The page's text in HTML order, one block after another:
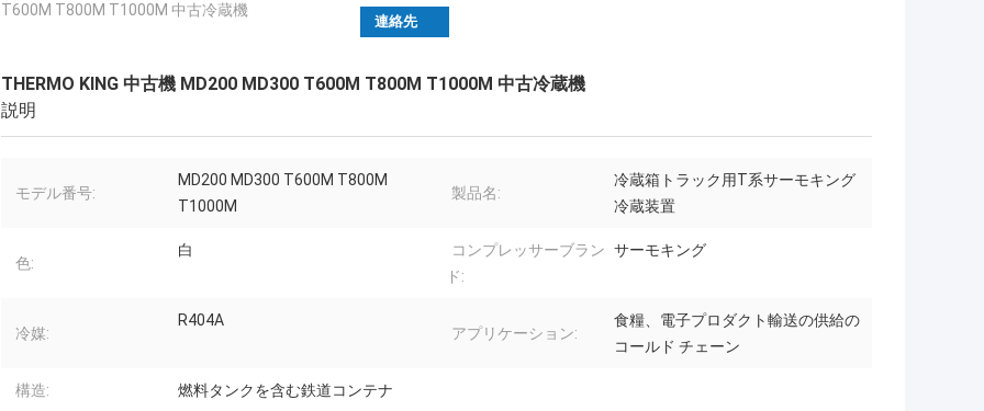
T600M T800M T1000M 中古冷蔵機
連絡先
THERMO KING 中古機 MD200 MD300 T600M T800M T1000M 中古冷蔵機
説明
モデル番号:
MD200 MD300 T600M T800M
T1000M
製品名:
冷蔵箱トラック用T系サーモキング
冷蔵装置
色:
白
コンプレッサーブラン
ド:
サーモキング
冷媒:
R404A
アプリケーション:
食糧、電子プロダクト輸送の供給の
コールド チェーン
構造: 燃料タンクを含む鉄道コンテナ